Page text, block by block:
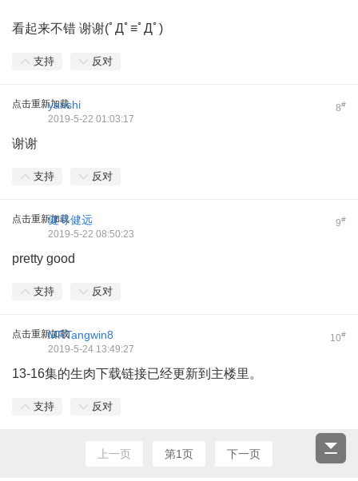
看起来不错 谢谢(ﾟДﾟ≡ﾟДﾟ)
支持 反对
点击重新加载 8#
yanshi
2019-5-22 01:03:17
谢谢
支持 反对
点击重新加载 9#
健寻健远
2019-5-22 08:50:23
pretty good
支持 反对
点击重新加载 10#
MRTangwin8
2019-5-24 13:49:27
13-16集的生肉下载链接已经更新到主楼里。
支持 反对
上一页 第1页 下一页